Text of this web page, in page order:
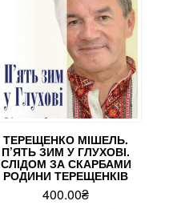
ТЕРЕЩЕНКО МІШЕЛЬ.
П’ЯТЬ ЗИМ У ГЛУХОВІ.
СЛІДОМ ЗА СКАРБАМИ
РОДИНИ ТЕРЕЩЕНКІВ
400.00₴